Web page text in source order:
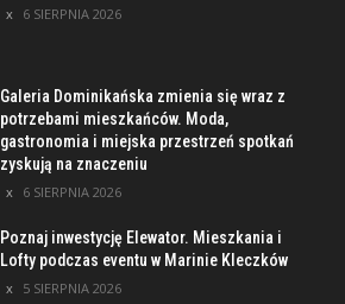
6 SIERPNIA 2026
Galeria Dominikańska zmienia się wraz z
potrzebami mieszkańców. Moda,
gastronomia i miejska przestrzeń spotkań
zyskują na znaczeniu
6 SIERPNIA 2026
Poznaj inwestycję Elewator. Mieszkania i
Lofty podczas eventu w Marinie Kleczków
5 SIERPNIA 2026